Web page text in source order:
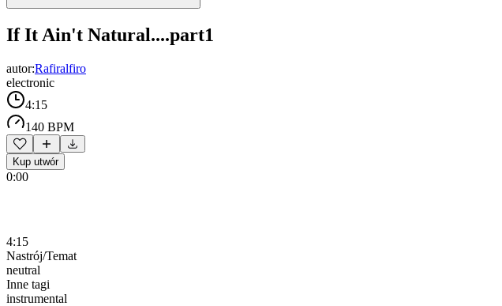
If It Ain't Natural....part1
autor:Rafiralfiro
electronic
4:15
140 BPM
Kup utwór
0:00
4:15
Nastrój/Temat
neutral
Inne tagi
instrumental